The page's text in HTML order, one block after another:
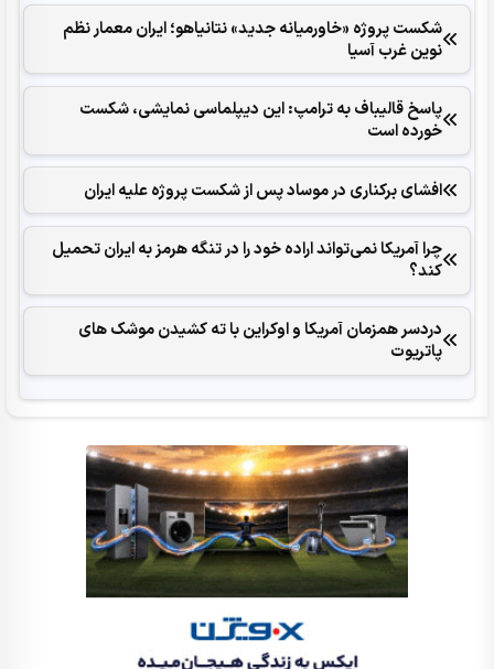
شکست پروژه «خاورمیانه جدید» نتانیاهو؛ ایران معمار نظم
نوین غرب آسیا
پاسخ قالیباف به ترامپ: این دیپلماسی نمایشی، شکست
خورده است
افشای برکناری در موساد پس از شکست پروژه علیه ایران
چرا آمریکا نمی‌تواند اراده خود را در تنگه هرمز به ایران تحمیل
کند؟
دردسر همزمان آمریکا و اوکراین با ته کشیدن موشک های
پاتریوت